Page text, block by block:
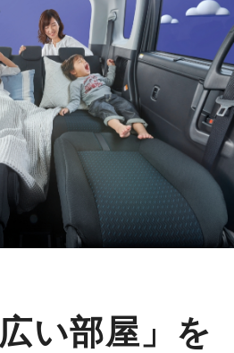
い部屋」を